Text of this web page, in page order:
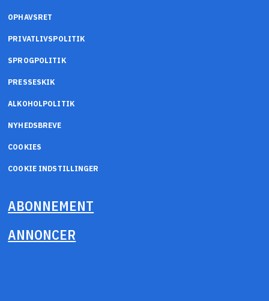
OPHAVSRET
PRIVATLIVSPOLITIK
SPROGPOLITIK
PRESSESKIK
ALKOHOLPOLITIK
NYHEDSBREVE
COOKIES
COOKIE INDSTILLINGER
ABONNEMENT
ANNONCER